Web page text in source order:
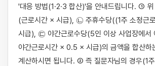
'대응 방법(1·2·3 합산)'을 안내드립니다. ①
(근로시간 × 시급), ㉡ 주휴수당((1주 소정근
시급), ㉢ 야간근로수당(5인 이상 사업장에서
야간근로시간 × 0.5 × 시급)의 금액을 합산하
계산하시면 됩니다. ② 즉 질문자님의 경우(1